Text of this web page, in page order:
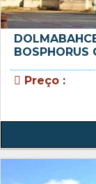
BOSPHORUS
Preço :